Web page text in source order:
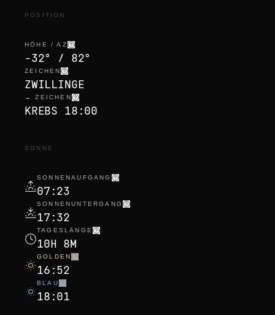
POSITION
HÖHE / AZ
-32° / 82°
ZEICHEN
ZWILLINGE
→ ZEICHEN
KREBS 18:00
SONNE
SONNENAUFGANG
07:23
SONNENUNTERGANG
17:32
TAGESLÄNGE
10H 8M
GOLDEN
16:52
BLAU
18:01